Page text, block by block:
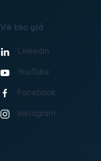
Về tác giả
Linkedin
YouTube
Facebook
Instagram